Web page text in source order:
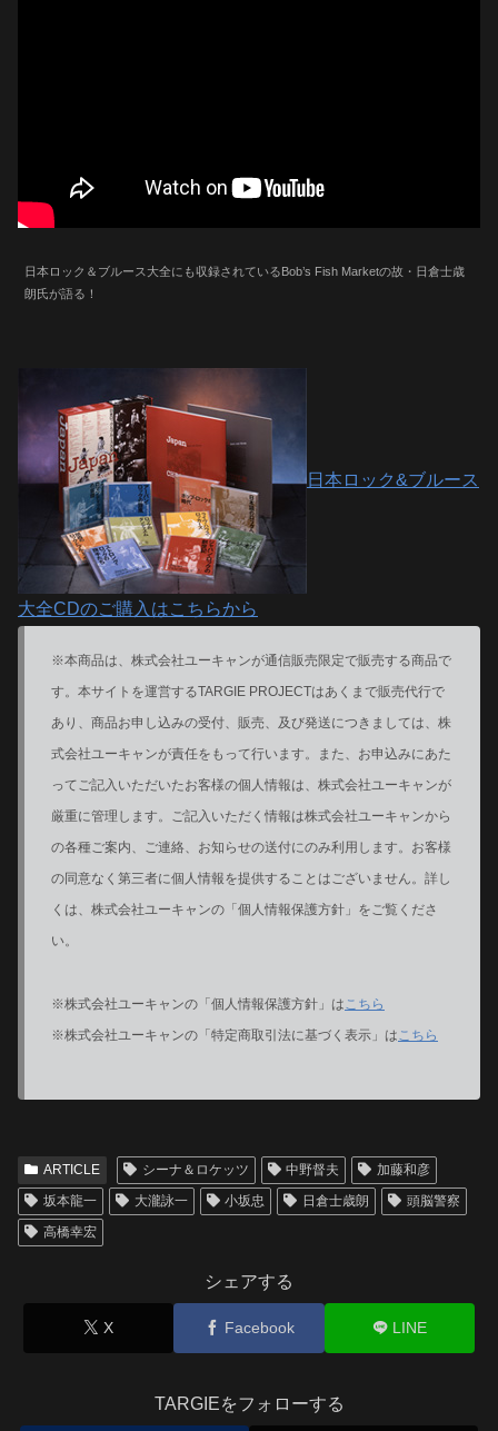
日本ロック＆ブルース大全にも収録されているBob’s Fish Marketの故・日倉士歳
朗氏が語る！
日本ロック&ブルース
大全CDのご購入はこちらから
※本商品は、株式会社ユーキャンが通信販売限定で販売する商品で
す。本サイトを運営するTARGIE PROJECTはあくまで販売代行で
あり、商品お申し込みの受付、販売、及び発送につきましては、株
式会社ユーキャンが責任をもって行います。また、お申込みにあた
ってご記入いただいたお客様の個人情報は、株式会社ユーキャンが
厳重に管理します。ご記入いただく情報は株式会社ユーキャンから
の各種ご案内、ご連絡、お知らせの送付にのみ利用します。お客様
の同意なく第三者に個人情報を提供することはございません。詳し
くは、株式会社ユーキャンの「個人情報保護方針」をご覧くださ
い。
※株式会社ユーキャンの「個人情報保護方針」はこちら
※株式会社ユーキャンの「特定商取引法に基づく表示」はこちら
ARTICLE シーナ＆ロケッツ 中野督夫
加藤和彦
坂本龍一
大瀧詠一 小坂忠 日倉士歳朗
頭脳警察
高橋幸宏
シェアする
X Facebook LINE
TARGIEをフォローする